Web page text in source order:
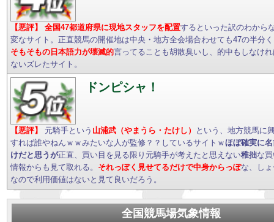
【悪評】 全国47都道府県に現地スタッフを配置するといった訳のわから
変なサイト。正直競馬の開催地は中央・地方全会場合わせても47の半分
そもそもの日本語力が壊滅的言ってることも胡散臭いし、的中もしなけ
ないズレたサイト。
ドンピシャ！
【悪評】 元騎手という 山浦武（やまうら・たけし）
という、地方競馬に
すれば誰やねんｗｗみたいな人が監修？？しているサイトｗほぼ確実に
けだと思うが正直、買い目を見る限り元騎手が考えたと思えない稚拙な
情報からも見て取れる。 それっぽく見せてるだけで中身からっぽな、し
なので利用価値はないと見て良いだろう。
全国競馬場気象情報